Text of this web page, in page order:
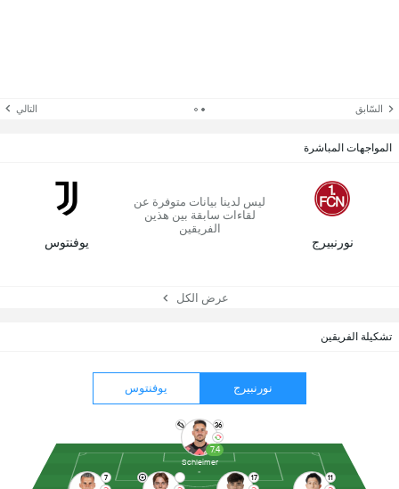
تشكيلة الفريقين
نورنبيرج يوفنتوس
7 17 11
36
7.4
Schleimer
السّابق التالي
المواجهات المباشرة
نورنبيرج
ليس لدينا بيانات متوفرة عن
لقاءات سابقة بين هذين
الفريقين
يوفنتوس
عرض الكل